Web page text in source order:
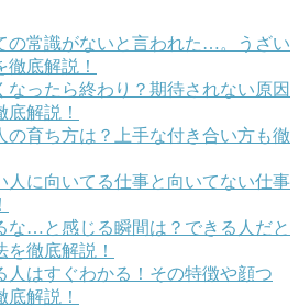
の常識がないと言われた…。うざい
徹底解説！
なったら終わり？期待されない原因
底解説！
の育ち方は？上手な付き合い方も徹
人に向いてる仕事と向いてない仕事
な…と感じる瞬間は？できる人だと
を徹底解説！
人はすぐわかる！その特徴や顔つ
底解説！